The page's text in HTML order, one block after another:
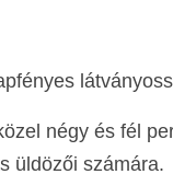
négy és fél
üldözői számára.